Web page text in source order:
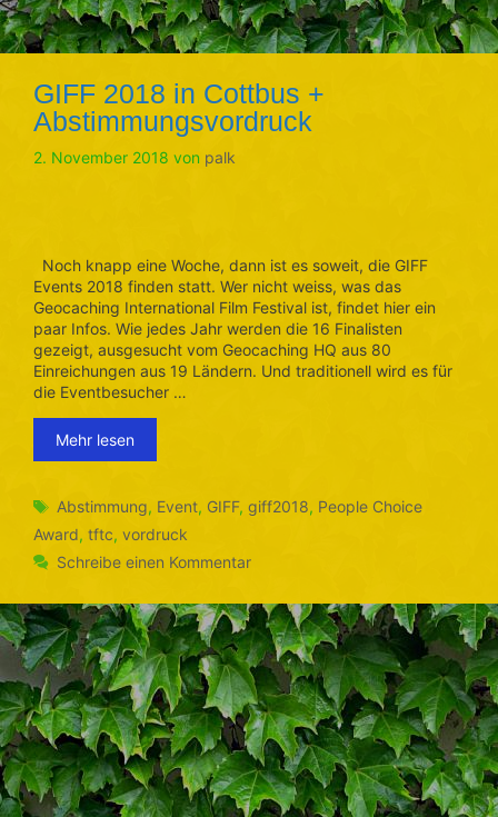
GIFF 2018 in Cottbus +
Abstimmungsvordruck
2. November 2018 von palk
Noch knapp eine Woche, dann ist es soweit, die GIFF
Events 2018 finden statt. Wer nicht weiss, was das
Geocaching International Film Festival ist, findet hier ein
paar Infos. Wie jedes Jahr werden die 16 Finalisten
gezeigt, ausgesucht vom Geocaching HQ aus 80
Einreichungen aus 19 Ländern. Und traditionell wird es für
die Eventbesucher …
Mehr lesen
Schlagwörter
Abstimmung, Event, GIFF,giff2018, People Choice
Award, tftc, vordruck
Schreibe einen Kommentar